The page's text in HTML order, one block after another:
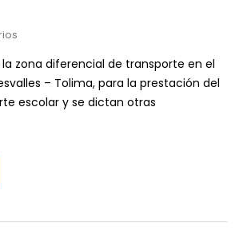
la zona diferencial de transporte en el
– Tolima, para la prestación del
escolar y se dictan otras